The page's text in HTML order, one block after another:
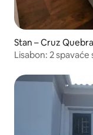
Stan – Cruz
Lisabon: 2